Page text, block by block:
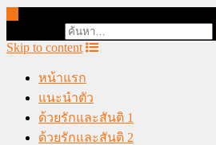
Skip to content
หน้าแรก
แนะนำตัว
ด้วยรักและสันติ 1
ด้วยรักและสันติ 2